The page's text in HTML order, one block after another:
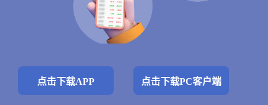
点击下载APP 点击下载PC客户端